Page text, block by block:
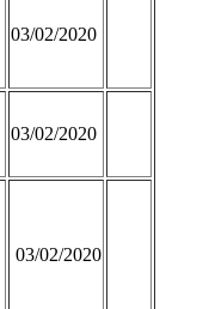
03/02/2020
03/02/2020
03/02/2020